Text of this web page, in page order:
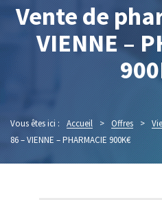
Vente de
VIENNE –
Vous êtes ici : Accueil > Offres >
86 – VIENNE – PHARMACIE 900K€